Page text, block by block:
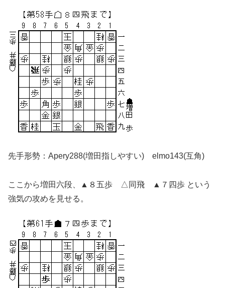
先手形勢：Apery288(増田指しやすい) elmo143(互角)
ここから増田六段、▲８五歩 △同飛 ▲７四歩 という
強気の攻めを見せる。